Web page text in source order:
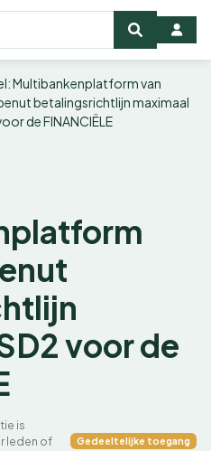
Multibankenplatform van
betalingsrichtlijn maximaal
de FINANCIËLE
voor de
is
leden of
Gedeeltelijke toegang